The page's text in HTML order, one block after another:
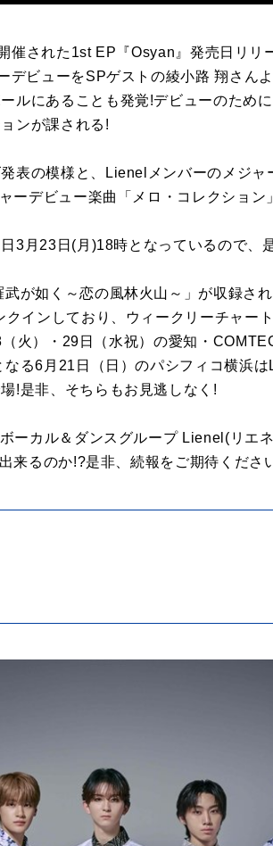
催された1st EP『Osyan』発売日リリ
デビューをSPゲストの綾小路 翔さん
ルにあることも発覚!デビューのため
ンが課される!
表の模様と、Lienelメンバーのメジャ
ーデビュー楽曲「メロ・コレクション
3月23日(月)18時となっているので、
が如く～恋の風林火山～」が収録さ
インしており、ウィークリーチャー
火）・29日（水祝）の愛知・
る6月21日（日）のパシフィコ横浜
!是非、そちらもお見逃しなく!
ーカル＆ダンスグループ Lienel(リエ
来るのか!?是非、続報をご期待くださ